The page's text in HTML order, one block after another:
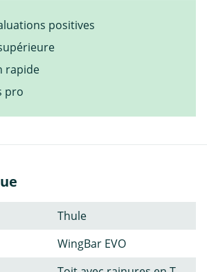
positives
rapide
pro
Thule
WingBar EVO